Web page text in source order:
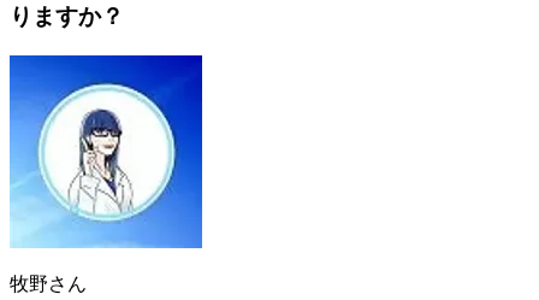
りますか？
牧野さん